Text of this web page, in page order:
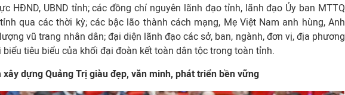
HĐND, UBND tỉnh; các đồng chí nguyên lãnh đạo tỉnh, lãnh đạo Ủy ban MTTQ
qua các thời kỳ; các bậc lão thành cách mạng, Mẹ Việt Nam anh hùng, Anh
vũ trang nhân dân; đại diện lãnh đạo các sở, ban, ngành, đơn vị, địa phương
biểu tiêu biểu của khối đại đoàn kết toàn dân tộc trong toàn tỉnh.
xây dựng Quảng Trị giàu đẹp, văn minh, phát triển bền vững